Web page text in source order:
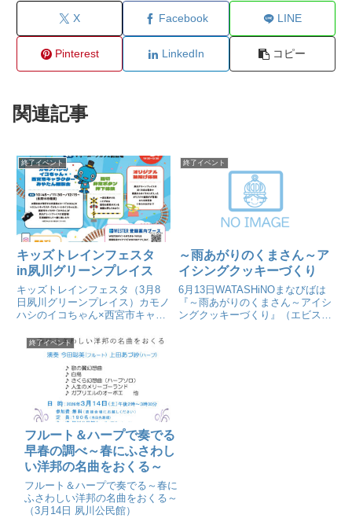
X Facebook LINE
Pinterest LinkedIn コピー
関連記事
終了イベント
キッズトレインフェスタ
in夙川グリーンプレイス
キッズトレインフェスタ（3月8
日夙川グリーンプレイス）カモノ
ハシのイコちゃん×西宮市キャラ
て一緒に楽しもう！
終了イベント
～雨あがりのくまさん～ア
イシングクッキーづくり
6月13日WATASHiNOまなびばは
『～雨あがりのくまさん～アイシ
ングクッキーづくり』（エビスタ
終了イベント
フルート＆ハープで奏でる
早春の調べ～春にふさわし
い洋邦の名曲をおくる～
フルート＆ハープで奏でる～春に
ふさわしい洋邦の名曲をおくる～
（3月14日 夙川公民館）